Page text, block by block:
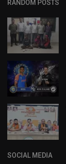
RANDOM POSTS
SOCIAL MEDIA